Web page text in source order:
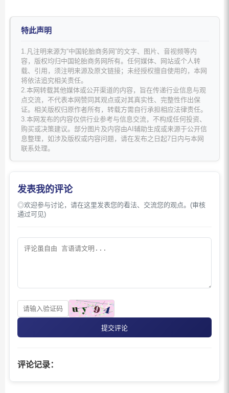
特此声明
1.凡注明来源为“中国轮胎商务网”的文字、图片、音视频等内
容，版权均归中国轮胎商务网所有。任何媒体、网站或个人转
载、引用，须注明来源及原文链接；未经授权擅自使用的，本网
将依法追究相关责任。
2.本网转载其他媒体或公开渠道的内容，旨在传递行业信息与观
点交流，不代表本网赞同其观点或对其真实性、完整性作出保
证。相关版权归原作者所有，转载方需自行承担相应法律责任。
3.本网发布的内容仅供行业参考与信息交流，不构成任何投资、
购买或决策建议。部分图片及内容由AI辅助生成或来源于公开信
息整理，如涉及版权或内容问题，请在发布之日起7日内与本网
联系处理。
发表我的评论
◎欢迎参与讨论，请在这里发表您的看法、交流您的观点。(审核
通过可见)
提交评论
评论记录：